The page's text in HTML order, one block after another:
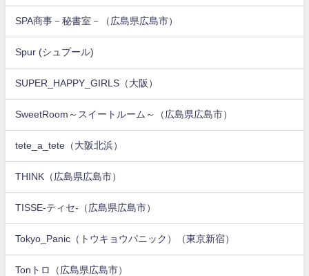
SPA商事－秘書室－（広島県広島市）
Spur (シュプール)
SUPER_HAPPY_GIRLS（大阪）
SweetRoom～スイートルーム～（広島県広島市）
tete_a_tete（大阪北浜）
THINK（広島県広島市）
TISSE-ティセ-（広島県広島市）
Tokyo_Panic（トウキョウパニック）（東京新宿）
Tonトロ（広島県広島市）